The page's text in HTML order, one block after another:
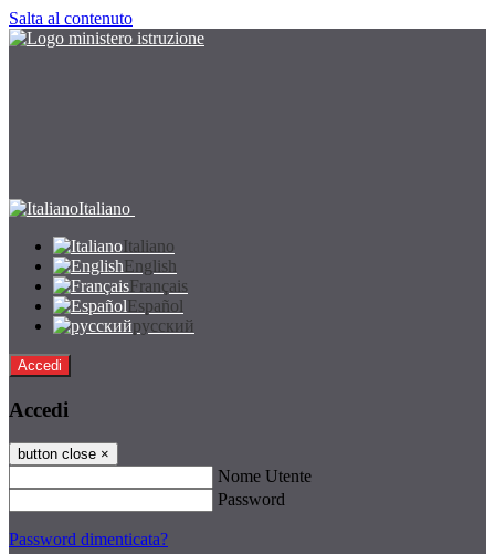
Salta al contenuto
Italiano
Italiano
English
Français
Español
русский
Accedi
Accedi
button close ×
Nome Utente
Password
Password dimenticata?